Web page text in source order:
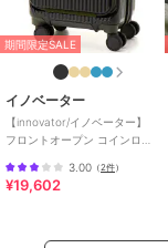
期間限定SALE
イノベーター
【innovator/イノベーター】
フロントオープン コインロッ
3.00 （2件）
¥19,602